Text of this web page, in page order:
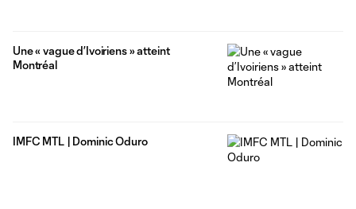
Une « vague d’Ivoiriens » atteint
Montréal
IMFC MTL | Dominic Oduro